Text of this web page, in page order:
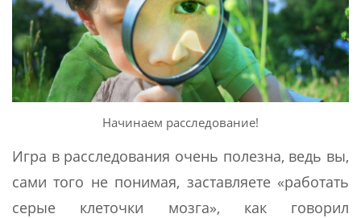
Начинаем расследование!
Игра в расследования очень полезна, ведь вы,
сами того не понимая, заставляете «работать
серые клеточки мозга», как говорил